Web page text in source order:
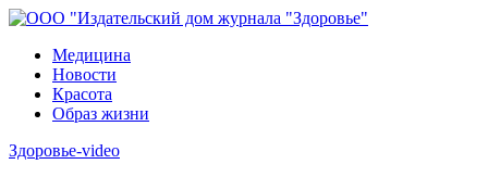
Медицина
Новости
Красота
Образ жизни
Здоровье-video